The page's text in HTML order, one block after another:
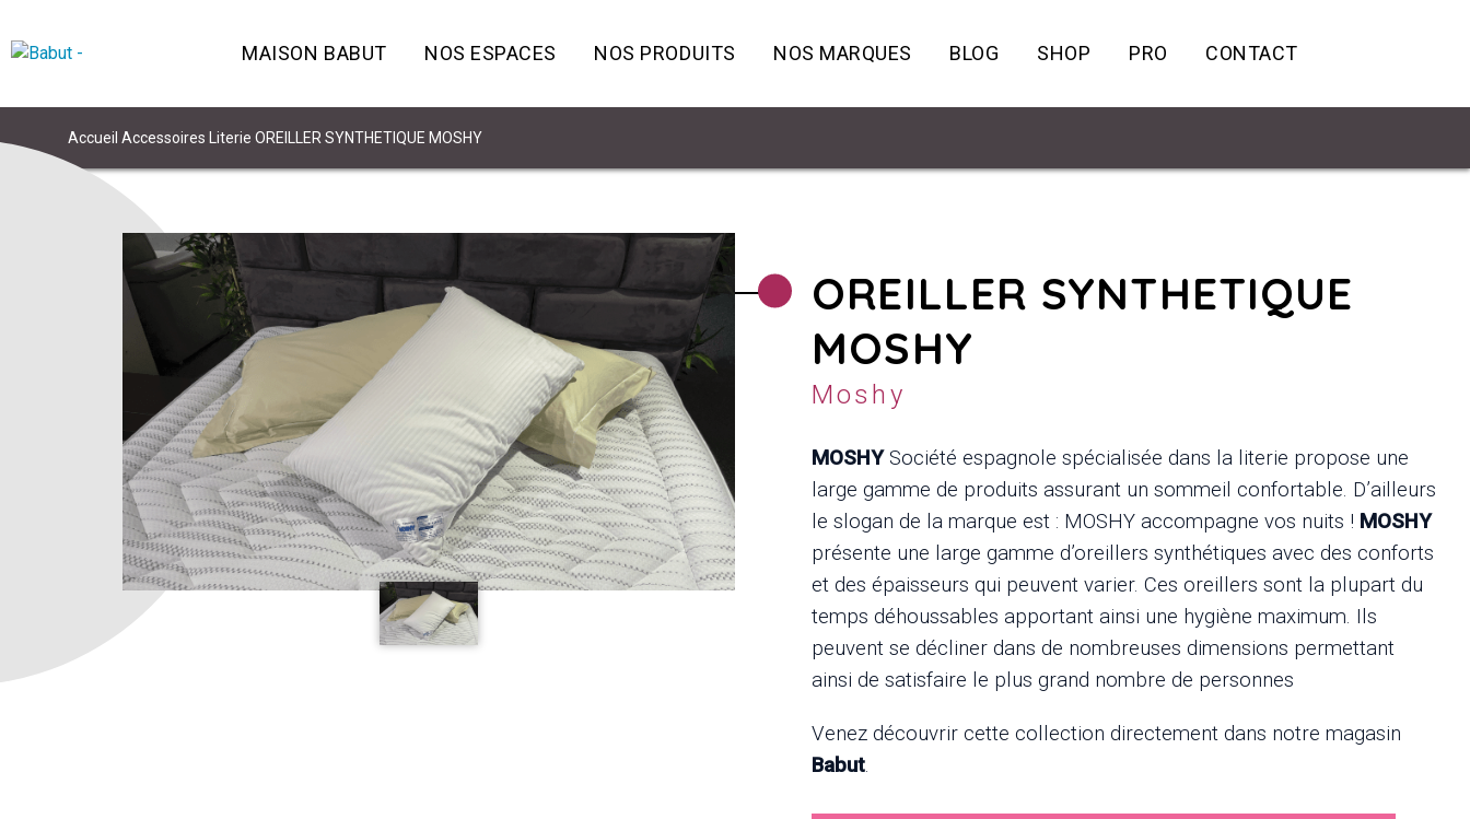
MAISON BABUT NOS ESPACES NOS PRODUITS NOS MARQUES BLOG SHOP PRO CONTACT
Accueil Accessoires Literie OREILLER SYNTHETIQUE MOSHY
OREILLER SYNTHETIQUE
MOSHY
Moshy
MOSHYSociété espagnole spécialisée dans la literie propose une
large gamme de produits assurant un sommeil confortable. D’ailleurs
le slogan de la marque est : MOSHY accompagne vos nuits ! MOSHY
présente une large gamme d’oreillers synthétiques avec des conforts
et des épaisseurs qui peuvent varier. Ces oreillers sont la plupart du
temps déhoussables apportant ainsi une hygiène maximum. Ils
peuvent se décliner dans de nombreuses dimensions permettant
ainsi de satisfaire le plus grand nombre de personnes
Venez découvrir cette collection directement dans notre magasin
Babut.